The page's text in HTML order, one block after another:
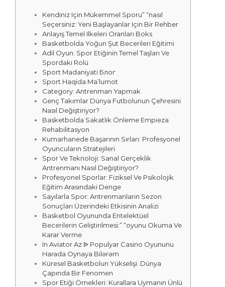
Kendiniz Için Mükemmel Sporu” “nasıl
Seçersiniz: Yeni Başlayanlar Için Bir Rehber
Anlayış Temel Ilkeleri Oranları Boks
Basketbolda Yoğun Şut Becerileri Eğitimi
Adil Oyun: Spor Etiğinin Temel Taşları Ve
Spordaki Rolü
Sport Madaniyati Блог
Sport Haqida Ma’lumot
Category: Antrenman Yapmak
Genç Takımlar Dünya Futbolunun Çehresini
Nasıl Değiştiriyor?
Basketbolda Sakatlık Önleme Empieza
Rehabilitasyon
Kumarhanede Başarının Sırları: Profesyonel
Oyuncuların Stratejileri
Spor Ve Teknoloji: Sanal Gerçeklik
Antrenmanı Nasıl Değiştiriyor?
Profesyonel Sporlar: Fiziksel Ve Psikolojik
Eğitim Arasındaki Denge
Sayılarla Spor: Antrenmanların Sezon
Sonuçları Üzerindeki Etkisinin Analizi
Basketbol Oyununda Entelektüel
Becerilerin Geliştirilmesi:” “oyunu Okuma Ve
Karar Verme
In Aviator Az ᐉ Populyar Casino Oyununu
Harada Oynaya Bilərəm
Küresel Basketbolun Yükselişi: Dünya
Çapında Bir Fenomen
Spor Etiği Örnekleri: Kurallara Uymanın Ünlü